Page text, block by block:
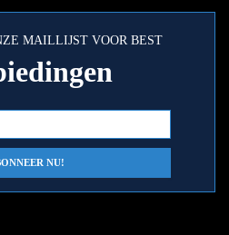
MAILLIJST VOOR BEST